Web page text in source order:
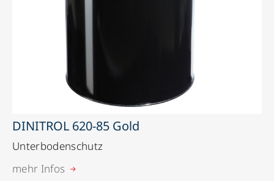
DINITROL 620-85 Gold
Unterbodenschutz
mehr Infos